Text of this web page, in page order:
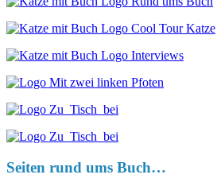
Seiten rund ums Buch…